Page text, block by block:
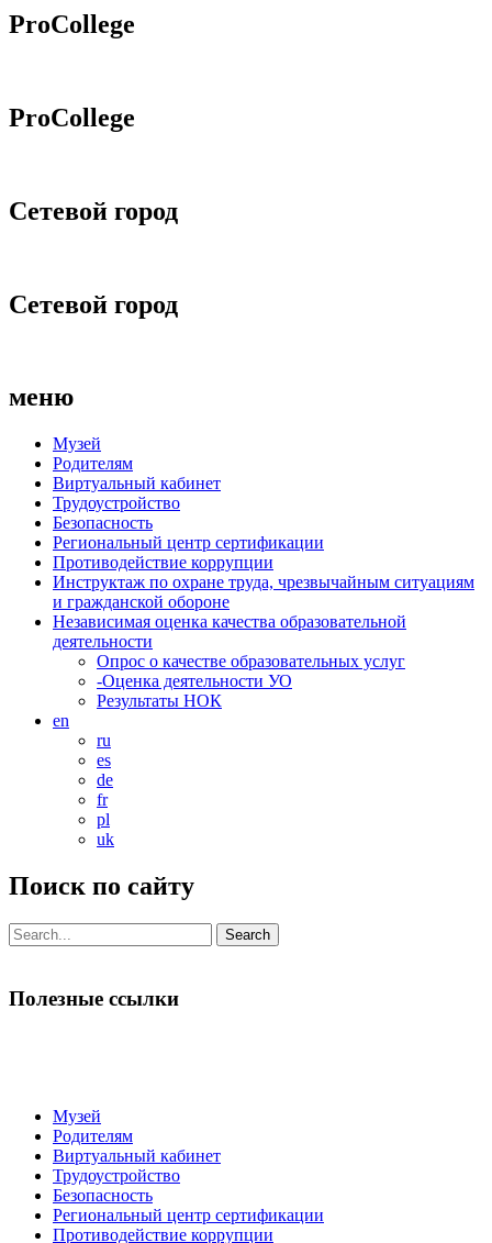
ProCollege
ProCollege
Сетевой город
Сетевой город
меню
Музей
Родителям
Виртуальный кабинет
Трудоустройство
Безопасность
Региональный центр сертификации
Противодействие коррупции
Инструктаж по охране труда, чрезвычайным ситуациям
и гражданской обороне
Независимая оценка качества образовательной
деятельности
Опрос о качестве образовательных услуг
-Оценка деятельности УО
Результаты НОК
en
ru
es
de
fr
pl
uk
Поиск по сайту
Search
for:
Полезные ссылки
Музей
Родителям
Виртуальный кабинет
Трудоустройство
Безопасность
Региональный центр сертификации
Противодействие коррупции